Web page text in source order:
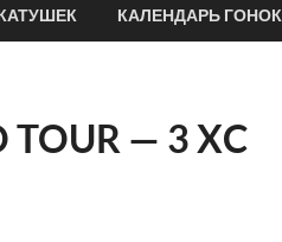
КАЛЕНДАРЬ ГОНОК
— 3 XC